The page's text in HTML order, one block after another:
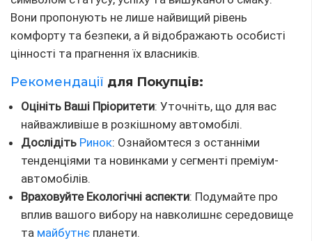
Вони пропонують не лише найвищий рівень
комфорту та безпеки, а й відображають особисті
цінності та прагнення їх власників.
Рекомендації для Покупців:
Оцініть Ваші Пріоритети: Уточніть, що для вас
найважливіше в розкішному автомобілі.
Дослідіть Ринок: Ознайомтеся з останніми
тенденціями та новинками у сегменті преміум-
автомобілів.
Враховуйте Екологічні аспекти: Подумайте про
вплив вашого вибору на навколишнє середовище
та майбутнє планети.